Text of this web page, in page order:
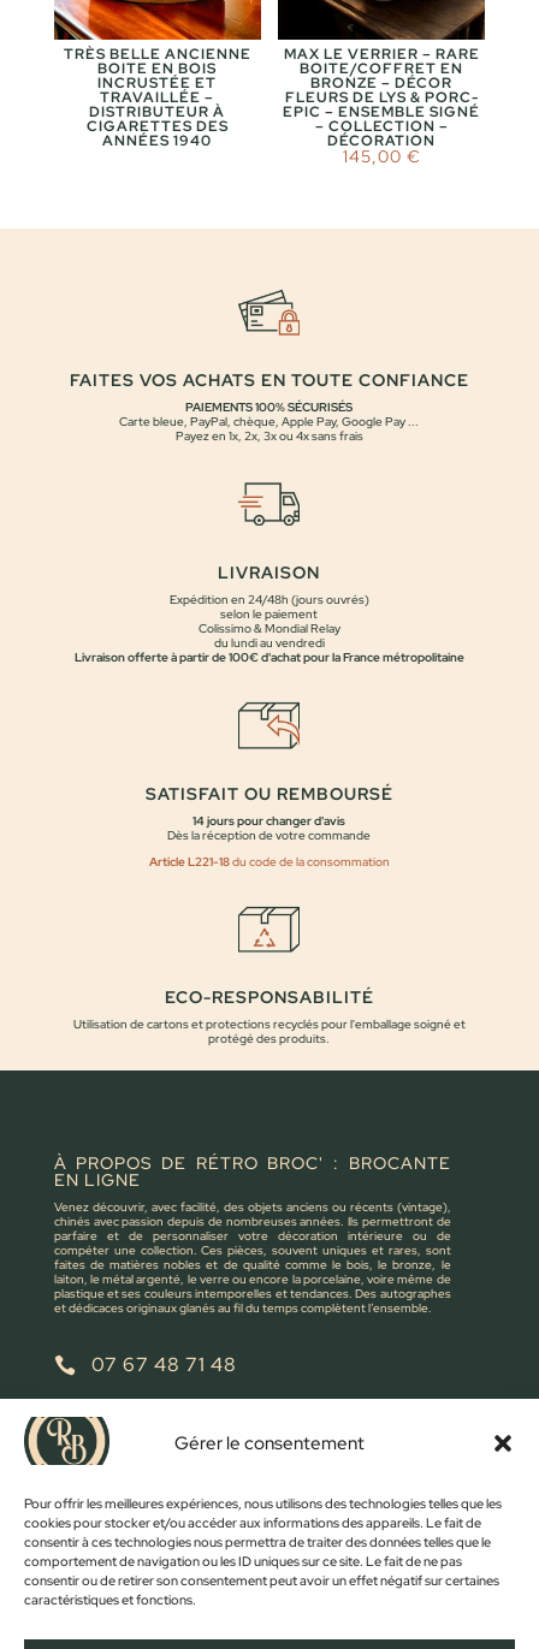
Gérer le consentement
Pour offrir les meilleures expériences, nous utilisons des technologies telles que les
cookies pour stocker et/ou accéder aux informations des appareils. Le fait de
consentir à ces technologies nous permettra de traiter des données telles que le
comportement de navigation ou les ID uniques sur ce site. Le fait de ne pas
consentir ou de retirer son consentement peut avoir un effet négatif sur certaines
caractéristiques et fonctions.
TRÈS BELLE ANCIENNE
BOITE EN BOIS
INCRUSTÉE ET
TRAVAILLÉE –
DISTRIBUTEUR À
CIGARETTES DES
ANNÉES 1940
MAX LE VERRIER – RARE
BOITE/COFFRET EN
BRONZE – DÉCOR
FLEURS DE LYS & PORC-
EPIC – ENSEMBLE SIGNÉ
– COLLECTION –
DÉCORATION
145,00 €
FAITES VOS ACHATS EN TOUTE CONFIANCE
PAIEMENTS 100% SÉCURISÉS
Carte bleue, PayPal, chèque, Apple Pay, Google Pay ...
Payez en 1x, 2x, 3x ou 4x sans frais
LIVRAISON
Expédition en 24/48h (jours ouvrés)
selon le paiement
Colissimo & Mondial Relay
du lundi au vendredi
Livraison offerte à partir de 100€ d'achat pour la France métropolitaine
SATISFAIT OU REMBOURSÉ
14 jours pour changer d'avis
Dès la réception de votre commande
Article L221-18du code de la consommation
ECO-RESPONSABILITÉ
Utilisation de cartons et protections recyclés pour l'emballage soigné et
protégé des produits.
À PROPOS DE RÉTRO BROC' : BROCANTE
EN LIGNE
Venez découvrir, avec facilité, des objets anciens ou récents (vintage),
chinés avec passion depuis de nombreuses années. Ils permettront de
parfaire et de personnaliser votre décoration intérieure ou de
compéter une collection. Ces pièces, souvent uniques et rares, sont
faites de matières nobles et de qualité comme le bois, le bronze, le
laiton, le métal argenté, le verre ou encore la porcelaine, voire même de
plastique et ses couleurs intemporelles et tendances. Des autographes
et dédicaces originaux glanés au fil du temps complètent l’ensemble.
 07 67 48 71 48
 retrobroc85@gmail.com